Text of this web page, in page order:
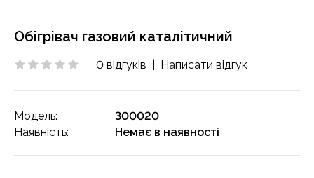
Обігрівач газовий каталітичний
0 відгуків Написати відгук
Модель:
300020
Наявність:
Немає в наявності